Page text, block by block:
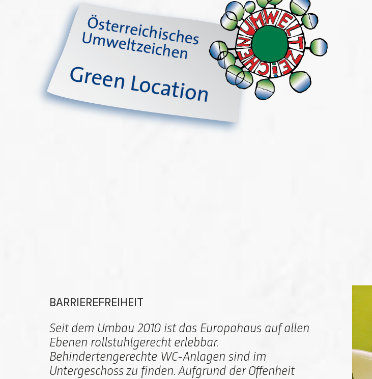
BARRIEREFREIHEIT
Seit dem Umbau 2010 ist das Europahaus auf allen
Ebenen rollstuhlgerecht erlebbar.
Behindertengerechte WC-Anlagen sind im
Untergeschoss zu finden. Aufgrund der Offenheit